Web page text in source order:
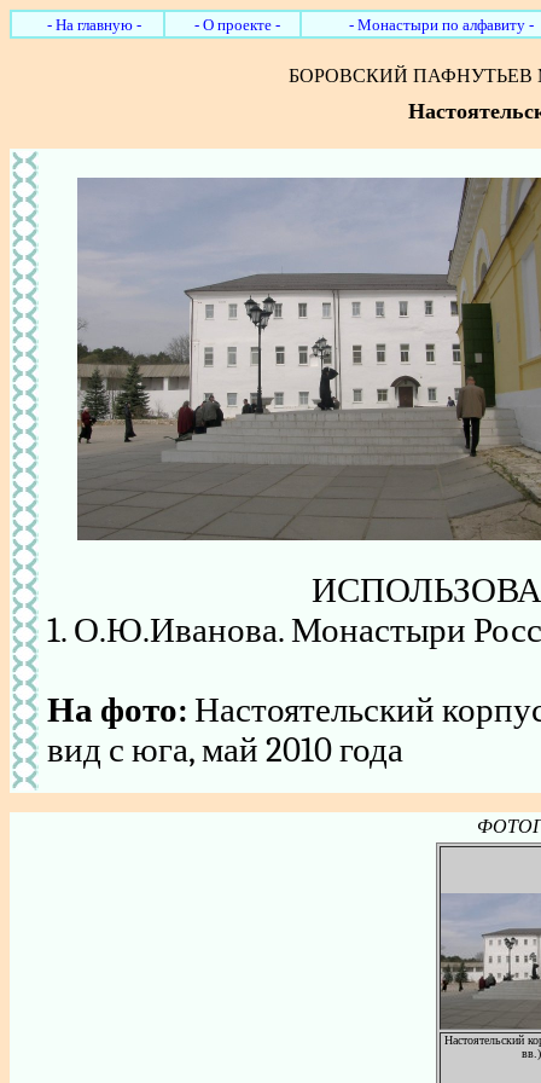
- На главную - - О проекте - - Монастыри по алфавиту -
БОРОВСКИЙ
1. О.Ю.Иванова. Монастыри
На фото: Настоятельский
вид с юга, май 2010 года
Настоятельский
вв.)